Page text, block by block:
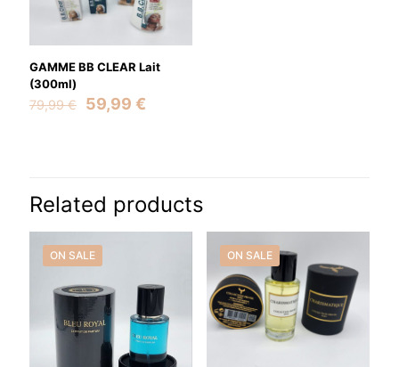
GAMME BB CLEAR Lait
(300ml)
79,99€
Original
59,99 €
Related products
ON SALE ON SALE